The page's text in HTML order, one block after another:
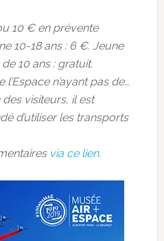
10 € en prévente
10-18 ans : 6 €. Jeune
10 ans : gratuit.
l’Espace n’ayant pas de…
visiteurs, il est
d’utiliser les transports
via ce lien.